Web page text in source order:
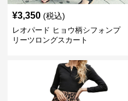
¥3,350 (税込)
レオパード ヒョウ柄シフォンプ
リーツロングスカート